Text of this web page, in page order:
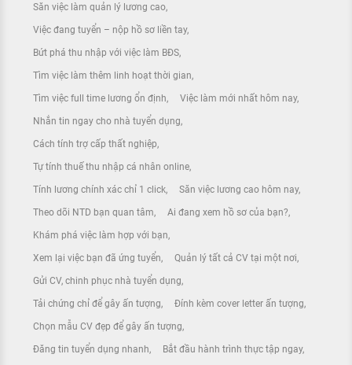
Săn việc làm quản lý lương cao
Việc đang tuyển – nộp hồ sơ liền tay
Bứt phá thu nhập với việc làm BĐS
Tìm việc làm thêm linh hoạt thời gian
Tìm việc full time lương ổn định Việc làm mới nhất hôm nay
Nhắn tin ngay cho nhà tuyển dụng
Cách tính trợ cấp thất nghiệp
Tự tính thuế thu nhập cá nhân online
Tính lương chính xác chỉ 1 click Săn việc lương cao hôm nay
Theo dõi NTD bạn quan tâm Ai đang xem hồ sơ của bạn?
Khám phá việc làm hợp với bạn
Xem lại việc bạn đã ứng tuyển Quản lý tất cả CV tại một nơi
Gửi CV, chinh phục nhà tuyển dụng
Tải chứng chỉ để gây ấn tượng Đính kèm cover letter ấn tượng
Chọn mẫu CV đẹp để gây ấn tượng
Đăng tin tuyển dụng nhanh Bắt đầu hành trình thực tập ngay